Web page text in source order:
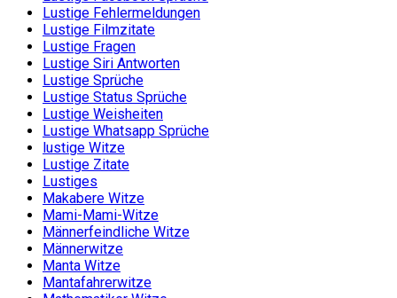
Lustige Fehlermeldungen
Lustige Filmzitate
Lustige Fragen
Lustige Siri Antworten
Lustige Sprüche
Lustige Status Sprüche
Lustige Weisheiten
Lustige Whatsapp Sprüche
lustige Witze
Lustige Zitate
Lustiges
Makabere Witze
Mami-Mami-Witze
Männerfeindliche Witze
Männerwitze
Manta Witze
Mantafahrerwitze